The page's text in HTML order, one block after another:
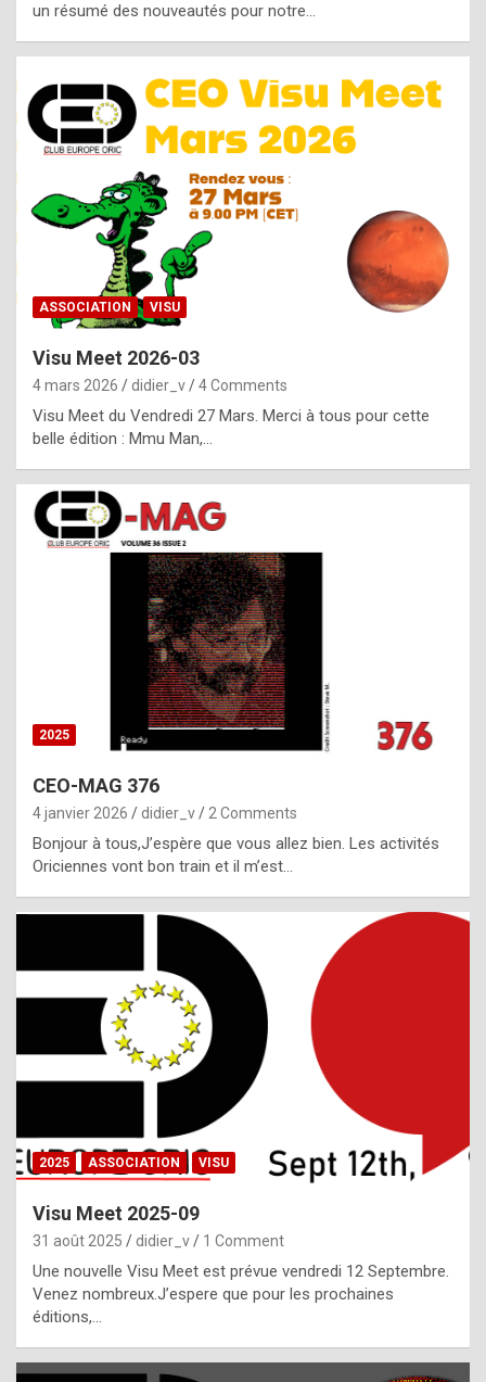
n
u
i
n
e
R
o
p
l
c
h
i
s
t
o
r
p
e
c
i
l
,
g
h
t
f
un résumé des nouveautés pour notre…
ASSOCIATION VISU
Visu Meet 2026-03
4 mars 2026 didier_v 4 Comments
Visu Meet du Vendredi 27 Mars. Merci à tous pour cette
belle édition : Mmu Man,…
2025
CEO-MAG 376
4 janvier 2026 didier_v 2 Comments
Bonjour à tous,J’espère que vous allez bien. Les activités
Oriciennes vont bon train et il m’est…
2025 ASSOCIATION VISU
Visu Meet 2025-09
31 août 2025 didier_v 1 Comment
Une nouvelle Visu Meet est prévue vendredi 12 Septembre.
Venez nombreux.J’espere que pour les prochaines
éditions,…